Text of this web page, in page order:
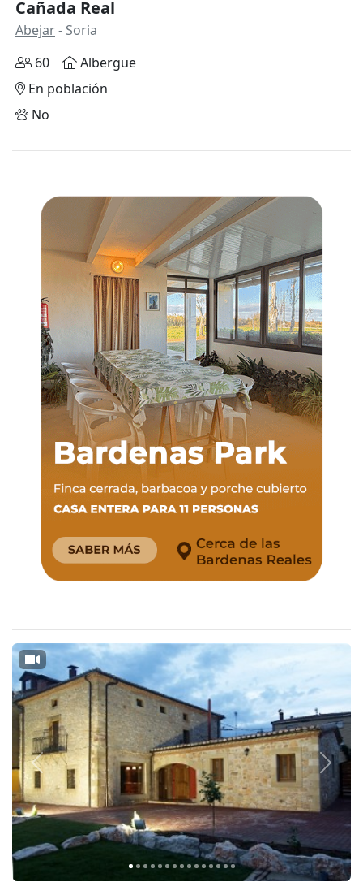
Cañada Real
Abejar- Soria
60
Albergue
En población
No
Anterior